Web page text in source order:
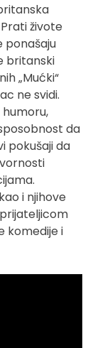
živote
ponašaju
britanski
„Mućki“
ne svidi.
da
pokušaji da
i njihove
komedije i